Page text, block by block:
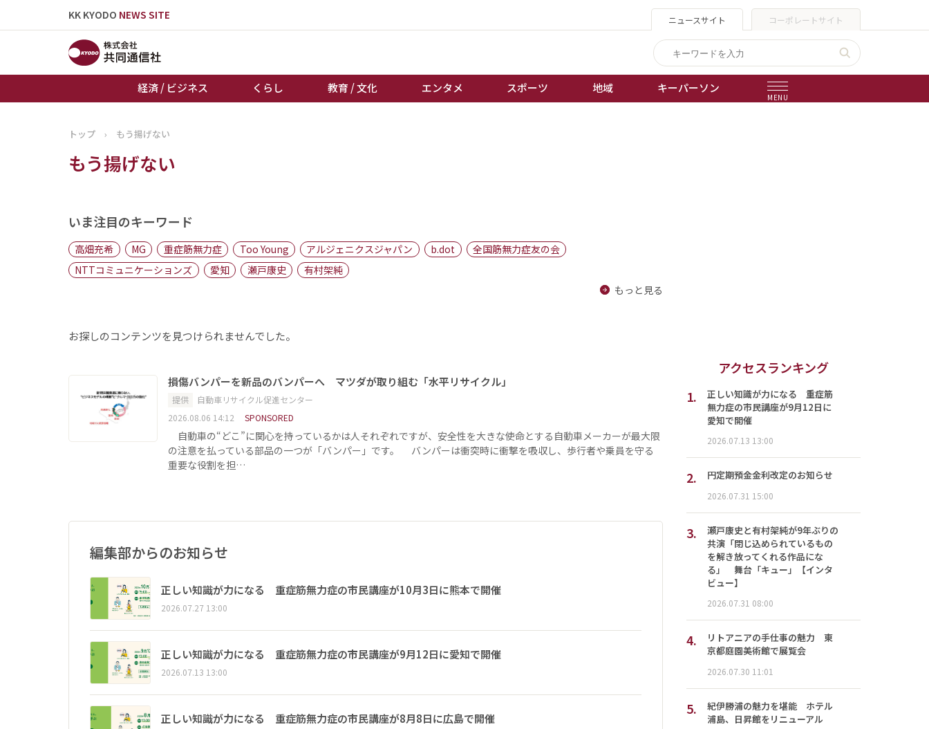
KK KYODO NEWS SITE ニュースサイト コーポレートサイト
経済 / ビジネス くらし 教育 / 文化 エンタメ スポーツ 地域 キーパーソン
MENU
トップページ
お知らせ
地域
キーパーソン
棋王戦
トップ › もう揚げない
もう揚げない
いま注目のキーワード
高畑充希 MG 重症筋無力症 Too Young アルジェニクスジャパン b.dot
全国筋無力症友の会
NTTコミュニケーションズ
愛知 瀬戸康史
有村架純
もっと見る
お探しのコンテンツを見つけられませんでした。
損傷バンパーを新品のバンパーへ マツダが取り組む「水平リサイクル」
提供
自動車リサイクル促進センター
2026.08.06 14:12
SPONSORED
自動車の“どこ”に関心を持っているかは人それぞれですが、安全性を大きな使命とする自動車メーカーが最大限
の注意を払っている部品の一つが「バンパー」です。 バンパーは衝突時に衝撃を吸収し、歩行者や乗員を守る
重要な役割を担…
編集部からのお知らせ
正しい知識が力になる 重症筋無力症の市民講座が10月3日に熊本で開催
2026.07.27 13:00
正しい知識が力になる 重症筋無力症の市民講座が9月12日に愛知で開催
2026.07.13 13:00
正しい知識が力になる 重症筋無力症の市民講座が8月8日に広島で開催
アクセスランキング
1.
正しい知識が力になる 重症筋
無力症の市民講座が9月12日に
愛知で開催
2026.07.13 13:00
2. 円定期預金金利改定のお知らせ
2026.07.31 15:00
3.
瀬戸康史と有村架純が9年ぶりの
共演「閉じ込められているもの
を解き放ってくれる作品にな
る」 舞台「キュー」【インタ
ビュー】
2026.07.31 08:00
4.
リトアニアの手仕事の魅力 東
京都庭園美術館で展覧会
2026.07.30 11:01
5.
紀伊勝浦の魅力を堪能 ホテル
浦島、日昇館をリニューアル